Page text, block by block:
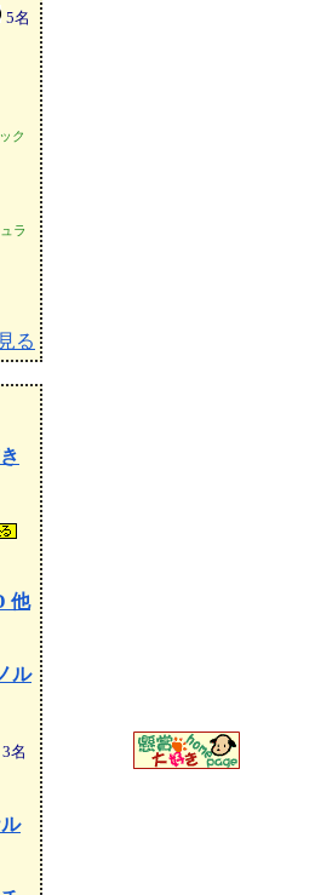
5名
ク
ラ
る
他
ル
3名